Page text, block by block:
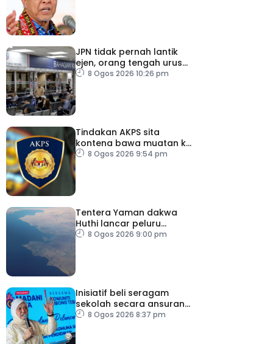
JPN tidak pernah lantik
ejen, orang tengah urus
dokumentasi
8 Ogos 2026 10:26 pm
Tindakan AKPS sita
kontena bawa muatan ke
Israel bukti ketegasan
8 Ogos 2026 9:54 pm
Tentera Yaman dakwa
Huthi lancar peluru
berpandu ke arah Laut
8 Ogos 2026 9:00 pm
Inisiatif beli seragam
sekolah secara ansuran
ringankan beban ibu
8 Ogos 2026 8:37 pm